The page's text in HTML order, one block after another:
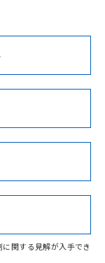
以下を必ずお読
Cr(VI)
式承認
ンス
KR型式
（韓国
No
合状況ページへ
ご検索ください
関する見解が入手でき